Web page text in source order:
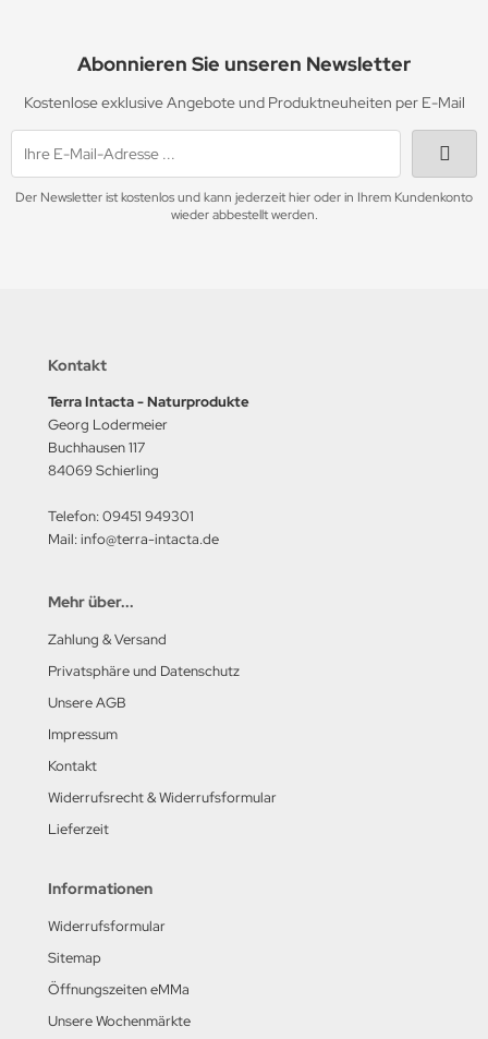
Abonnieren Sie unseren Newsletter
Kostenlose exklusive Angebote und Produktneuheiten per E-Mail
Der Newsletter ist kostenlos und kann jederzeit hier oder in Ihrem Kundenkonto
wieder abbestellt werden.
Kontakt
Terra Intacta - Naturprodukte
Georg Lodermeier
Buchhausen 117
84069 Schierling
Telefon: 09451 949301
Mail: info@terra-intacta.de
Mehr über...
Zahlung & Versand
Privatsphäre und Datenschutz
Unsere AGB
Impressum
Kontakt
Widerrufsrecht & Widerrufsformular
Lieferzeit
Informationen
Widerrufsformular
Sitemap
Öffnungszeiten eMMa
Unsere Wochenmärkte